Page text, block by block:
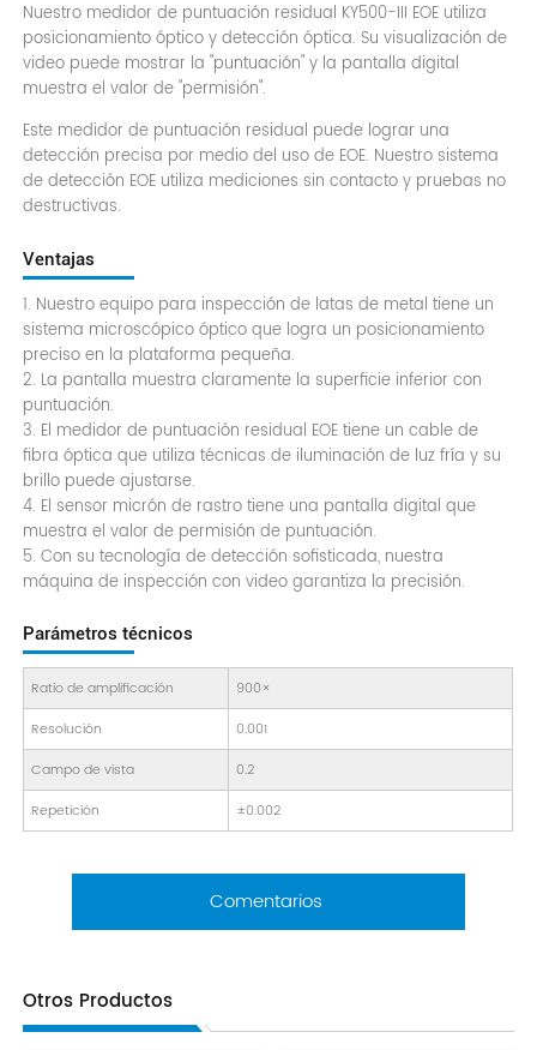
Nuestro medidor de puntuación residual KY500-III EOE utiliza
posicionamiento óptico y detección óptica. Su visualización de
video puede mostrar la "puntuación" y la pantalla digital
muestra el valor de "permisión".
Este medidor de puntuación residual puede lograr una
detección precisa por medio del uso de EOE. Nuestro sistema
de detección EOE utiliza mediciones sin contacto y pruebas no
destructivas.
Ventajas
1. Nuestro equipo para inspección de latas de metal tiene un
sistema microscópico óptico que logra un posicionamiento
preciso en la plataforma pequeña.
2. La pantalla muestra claramente la superficie inferior con
puntuación.
3. El medidor de puntuación residual EOE tiene un cable de
fibra óptica que utiliza técnicas de iluminación de luz fría y su
brillo puede ajustarse.
4. El sensor micrón de rastro tiene una pantalla digital que
muestra el valor de permisión de puntuación.
5. Con su tecnología de detección sofisticada, nuestra
máquina de inspección con video garantiza la precisión.
Parámetros técnicos
Ratio de amplificación
900×
Resolución
0.001
Campo de vista
0.2
Repetición
±0.002
Comentarios
Otros Productos